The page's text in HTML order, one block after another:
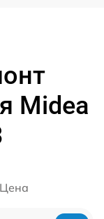
Midea
Цена